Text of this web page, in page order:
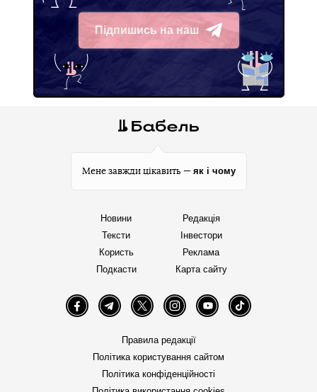
Підпишись на наш
Telegram
Мене завжди цікавить — як і чому
Новини
Тексти
Користь
Подкасти
Редакція
Інвестори
Реклама
Карта сайту
FacebookTelegramTwitter InstagramYouTube TikTok
Правила редакції
Політика користування сайтом
Політика конфіденційності